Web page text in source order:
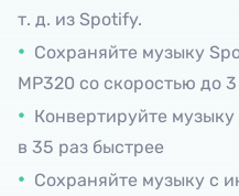
т. д. из Spotify.
Сохраняйте музыку
MP320 со скоростью до
Конвертируйте
в 35 раз быстрее
Сохраняйте музыку с